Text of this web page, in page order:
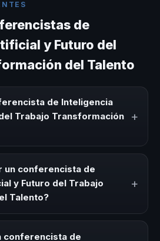
de
y Futuro del
del Talento
de Inteligencia
Trabajo Transformación
+
del Talento es un experto que
estrategias y experiencias sobre
corporativos, convenciones y
es generar reflexión, inspiración y
para la audiencia.
un conferencista de
y Futuro del Trabajo
Talento?
+
Transformación del Talento
conferencista de